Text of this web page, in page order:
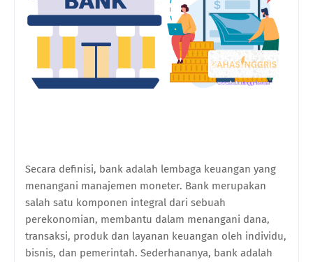
Secara definisi, bank adalah lembaga keuangan yang
menangani manajemen moneter. Bank merupakan
salah satu komponen integral dari sebuah
perekonomian, membantu dalam menangani dana,
transaksi, produk dan layanan keuangan oleh individu,
bisnis, dan pemerintah. Sederhananya, bank adalah